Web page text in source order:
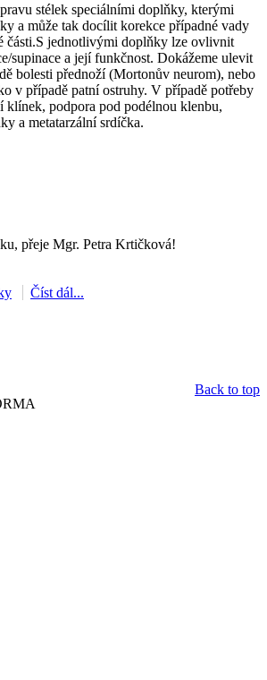
stélek speciálními doplňky, kterými
a může tak docílit korekce případné vady
části.S jednotlivými doplňky lze ovlivnit
supinace a její funkčnost. Dokážeme ulevit
bolesti přednoží (Mortonův neurom), nebo
v případě patní ostruhy. V případě potřeby
klínek, podpora pod podélnou klenbu,
a metatarzální srdíčka.
přeje Mgr. Petra Krtičková!
Číst dál...
Back to top